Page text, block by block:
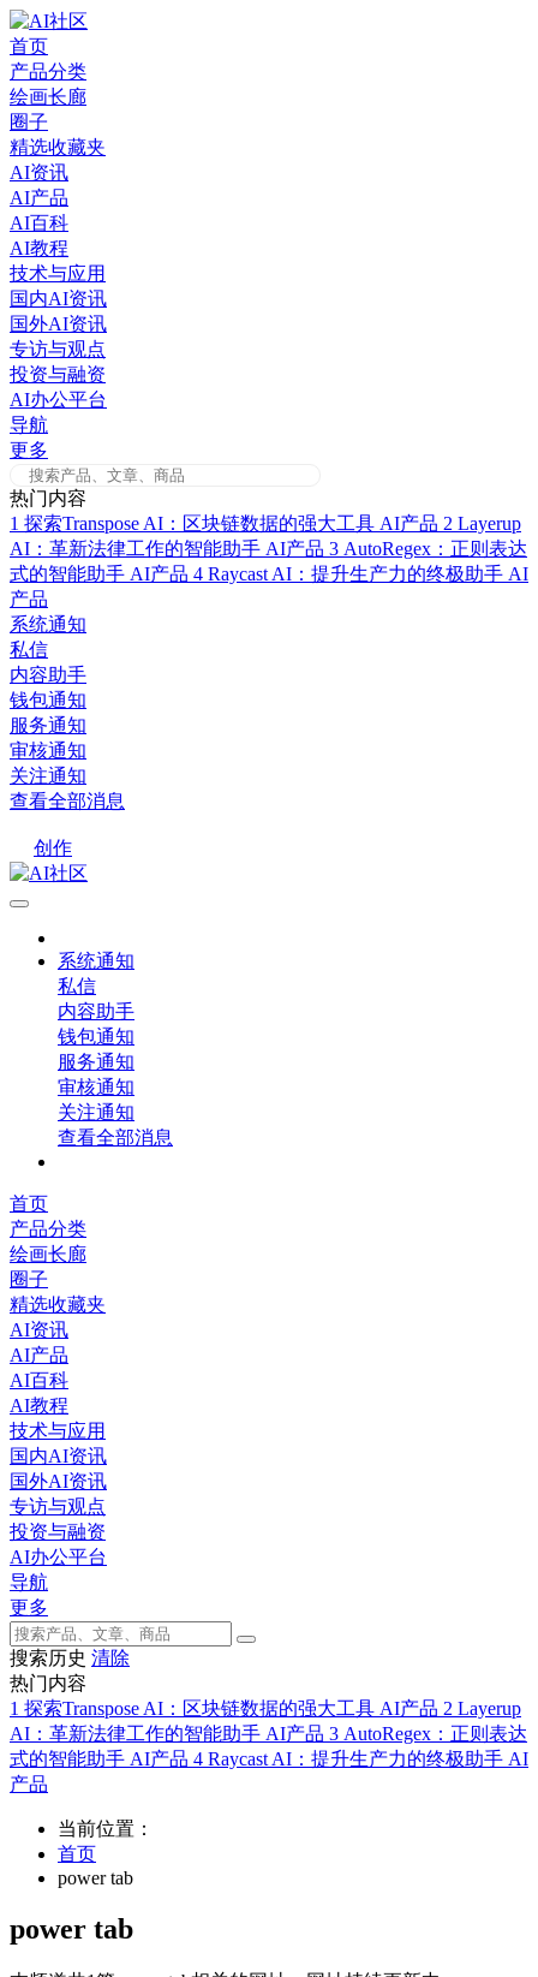
Skip
to
content
首页
产品分类
绘画长廊
圈子
精选收藏夹
AI资讯
AI产品
AI百科
AI教程
技术与应用
国内AI资讯
国外AI资讯
专访与观点
投资与融资
AI办公平台
导航
更多
热门内容
1 探索Transpose AI：区块链数据的强大工具 AI产品 2 Layerup
AI：革新法律工作的智能助手 AI产品 3 AutoRegex：正则表达
式的智能助手 AI产品 4 Raycast AI：提升生产力的终极助手 AI
产品
系统通知
私信
内容助手
钱包通知
服务通知
审核通知
关注通知
查看全部消息
创作
系统通知
私信
内容助手
钱包通知
服务通知
审核通知
关注通知
查看全部消息
首页
产品分类
绘画长廊
圈子
精选收藏夹
AI资讯
AI产品
AI百科
AI教程
技术与应用
国内AI资讯
国外AI资讯
专访与观点
投资与融资
AI办公平台
导航
更多
搜索历史 清除
热门内容
1 探索Transpose AI：区块链数据的强大工具 AI产品 2 Layerup
AI：革新法律工作的智能助手 AI产品 3 AutoRegex：正则表达
式的智能助手 AI产品 4 Raycast AI：提升生产力的终极助手 AI
产品
当前位置：
首页
power tab
power tab